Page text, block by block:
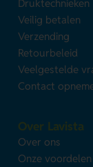
Druktechnieken
Veilig betalen
Verzending
Retourbeleid
Veelgestelde
Contact
Over Lavista
Over ons
Onze voordelen